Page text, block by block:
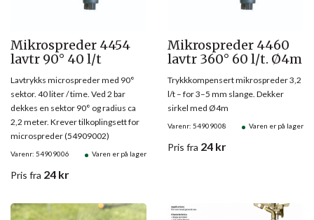
Mikrospreder 4454
lavtr 90° 40 l/t
Varenr: 54909006 Varen er på lager
Lavtrykks microspreder med 90°
sektor. 40 liter / time. Ved 2 bar
dekkes en sektor 90° og radius ca
2,2 meter. Krever tilkoplingsett for
microspreder (54909002)
Pris fra 24 kr
Mikrospreder 4460
lavtr 360° 60 l/t. Ø4m
Varenr: 54909008 Varen er på lager
Trykkkompensert mikrospreder 3,2
l/t – for 3–5 mm slange. Dekker
sirkel med Ø4m
Pris fra 24 kr